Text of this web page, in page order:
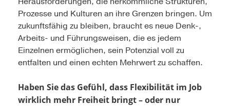
Prozesse und Kulturen an ihre Grenzen bringen. Um
zukunftsfähig zu bleiben, braucht es neue Denk-,
Arbeits- und Führungsweisen, die es jedem
Einzelnen ermöglichen, sein Potenzial voll zu
entfalten und einen echten Mehrwert zu schaffen.
Haben Sie das Gefühl, dass Flexibilität im Job
wirklich mehr Freiheit bringt – oder nur